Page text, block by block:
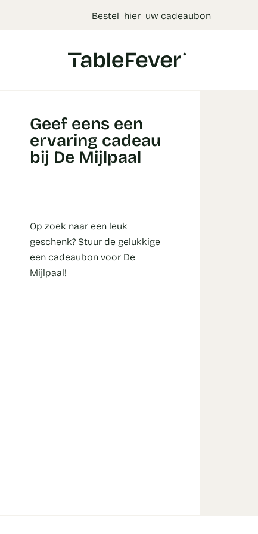
Bestel hier uw cadeaubon
Geef eens een
ervaring cadeau
bij De Mijlpaal
Op zoek naar een leuk
geschenk? Stuur de gelukkige
een cadeaubon voor De
Mijlpaal!